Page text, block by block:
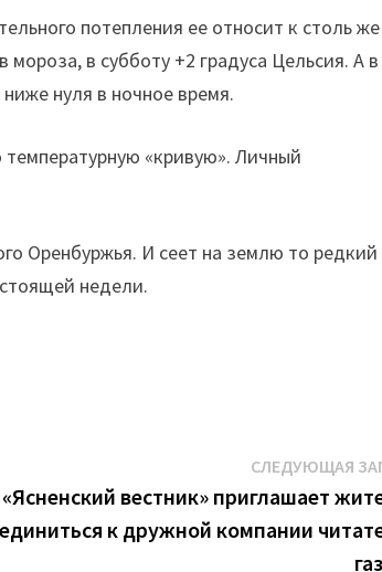
потепления ее относит к столь же
в субботу +2 градуса Цельсия. А в
нуля в ночное время.
«кривую». Личный
Оренбуржья. И сеет на землю то редкий
недели.
СЛЕДУЮЩАЯ
«Ясненский вестник» приглашает
к дружной компании